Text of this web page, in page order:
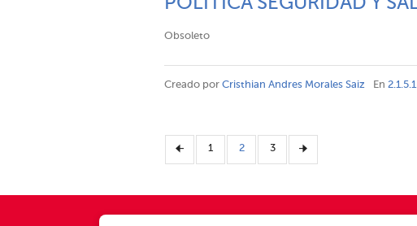
Obsoleto
Creado por Cristhian Andres Morales Saiz En
1 2 3